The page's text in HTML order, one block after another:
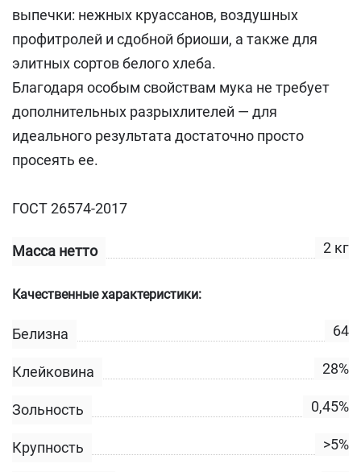
выпечки: нежных круассанов, воздушных
профитролей и сдобной бриоши, а также для
элитных сортов белого хлеба.
Благодаря особым свойствам мука не требует
дополнительных разрыхлителей — для
идеального результата достаточно просто
просеять ее.
ГОСТ 26574-2017
Масса нетто 2 кг
Качественные характеристики:
Белизна 64
Клейковина 28%
Зольность 0,45%
Крупность >5%